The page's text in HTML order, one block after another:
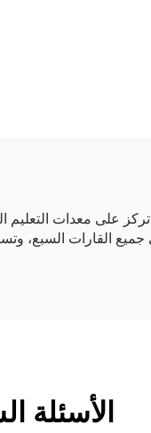
على معدات
الأسئلة